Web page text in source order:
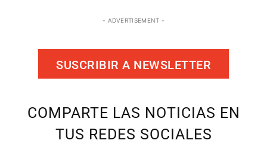
- ADVERTISEMENT -
SUSCRIBIR A NEWSLETTER
COMPARTE LAS NOTICIAS EN
TUS REDES SOCIALES